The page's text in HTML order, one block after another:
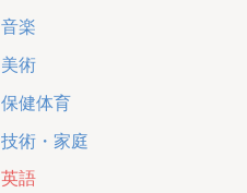
音楽
美術
保健体育
技術・家庭
英語